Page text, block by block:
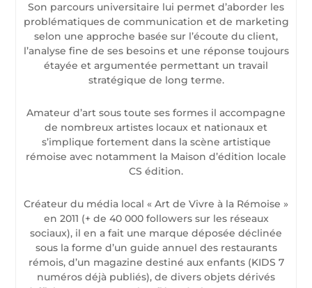
Son parcours universitaire lui permet d’aborder les
problématiques de communication et de marketing
selon une approche basée sur l’écoute du client,
l’analyse fine de ses besoins et une réponse toujours
étayée et argumentée permettant un travail
stratégique de long terme.
Amateur d’art sous toute ses formes il accompagne
de nombreux artistes locaux et nationaux et
s’implique fortement dans la scène artistique
rémoise avec notamment la Maison d’édition locale
CS édition.
Créateur du média local « Art de Vivre à la Rémoise »
en 2011 (+ de 40 000 followers sur les réseaux
sociaux), il en a fait une marque déposée déclinée
sous la forme d’un guide annuel des restaurants
rémois, d’un magazine destiné aux enfants (KIDS 7
numéros déjà publiés), de divers objets dérivés